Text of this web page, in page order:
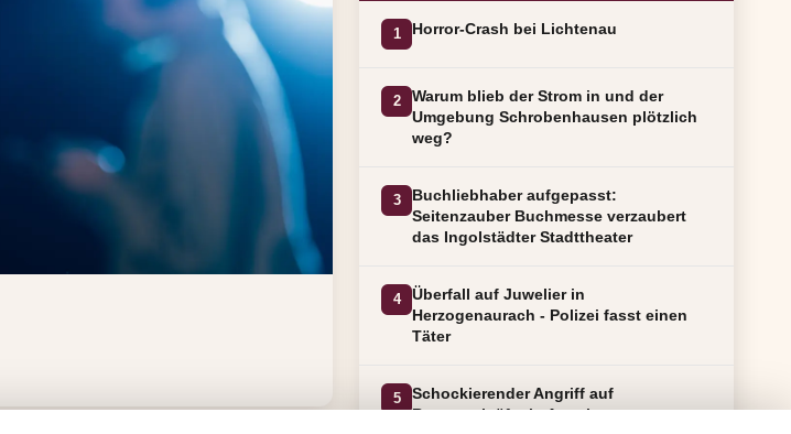
1 Horror-Crash bei Lichtenau
2
Warum blieb der Strom in und der
Umgebung Schrobenhausen plötzlich
weg?
3
Buchliebhaber aufgepasst:
Seitenzauber Buchmesse verzaubert
das Ingolstädter Stadttheater
4
Überfall auf Juwelier in
Herzogenaurach - Polizei fasst einen
Täter
5
Schockierender Angriff auf
Rettungskräfte in Augsburg